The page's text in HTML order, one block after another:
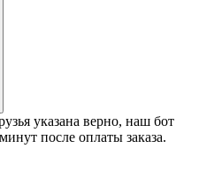
указана верно, наш бот
после оплаты заказа.